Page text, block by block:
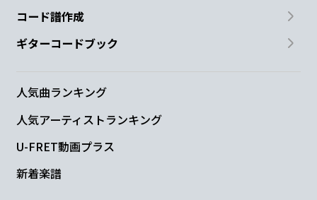
コード譜作成
ギターコードブック
人気曲ランキング
人気アーティストランキング
U-FRET動画プラス
新着楽譜